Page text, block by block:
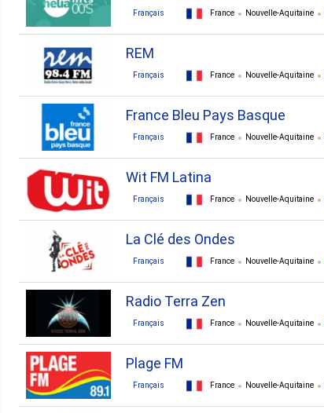
Français France Nouvelle-Aquitaine
REM
Français France Nouvelle-Aquitaine
France Bleu Pays Basque
Français France Nouvelle-Aquitaine
Wit FM Latina
Français France Nouvelle-Aquitaine
La Clé des Ondes
Français France Nouvelle-Aquitaine
Radio Terra Zen
Français France Nouvelle-Aquitaine
Plage FM
Français France Nouvelle-Aquitaine